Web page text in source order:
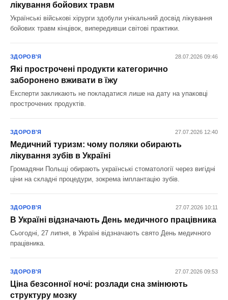
лікування бойових травм
Українські військові хірурги здобули унікальний досвід лікування
бойових травм кінцівок, випередивши світові практики.
ЗДОРОВ'Я 28.07.2026 09:46
Які прострочені продукти категорично
заборонено вживати в їжу
Експерти закликають не покладатися лише на дату на упаковці
прострочених продуктів.
ЗДОРОВ'Я 27.07.2026 12:40
Медичний туризм: чому поляки обирають
лікування зубів в Україні
Громадяни Польщі обирають українські стоматології через вигідні
ціни на складні процедури, зокрема імплантацію зубів.
ЗДОРОВ'Я 27.07.2026 10:11
В Україні відзначають День медичного працівника
Сьогодні, 27 липня, в Україні відзначають свято День медичного
працівника.
ЗДОРОВ'Я 27.07.2026 09:53
Ціна безсонної ночі: розлади сна змінюють
структуру мозку